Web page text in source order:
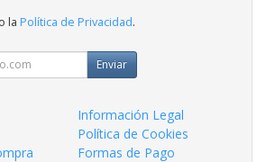
la Política de Privacidad.
Enviar
Información Legal
Política de Cookies
Formas de Pago